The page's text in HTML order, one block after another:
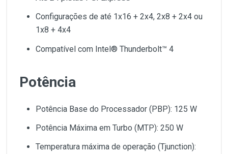
Configurações de até 1x16 + 2x4, 2x8 + 2x4 ou
1x8 + 4x4
Compatível com Intel® Thunderbolt™ 4
Potência
Potência Base do Processador (PBP): 125 W
Potência Máxima em Turbo (MTP): 250 W
Temperatura máxima de operação (Tjunction):